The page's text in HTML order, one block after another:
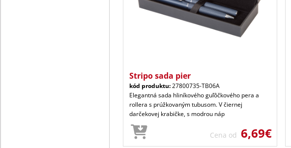
Stripo sada pier
kód produktu:27800735-TB06A
Elegantná sada hliníkového guľôčkového pera a
rollera s prúžkovaným tubusom. V čiernej
darčekovej krabičke, s modrou náp
Cena od 6,69€